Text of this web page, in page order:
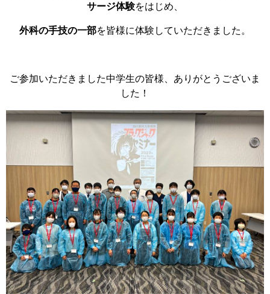
サージ体験をはじめ、
外科の手技の一部を皆様に体験していただきました。
ご参加いただきました中学生の皆様、ありがとうございま
した！